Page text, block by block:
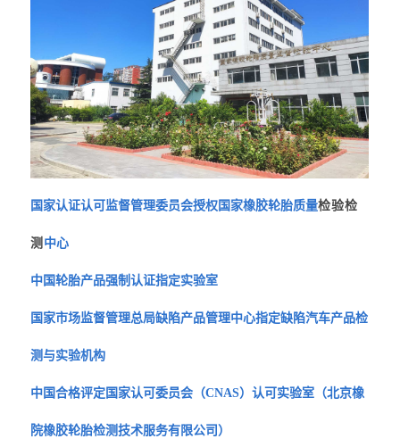
国家认证认可监督管理委员会授权国家橡胶轮胎质量检验检
测 中心
中国轮胎产品强制认证指定实验室
国家市场监督管理总局缺陷产品管理中心指定缺陷汽车产品检
测与实验机构
中国合格评定国家认可委员会（CNAS）认可实验室（北京橡
院橡胶轮胎检测技术服务有限公司）